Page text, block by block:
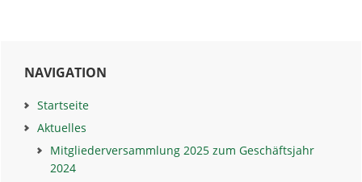
Haupt-
Sidebar
NAVIGATION
Startseite
Aktuelles
Mitgliederversammlung 2025 zum Geschäftsjahr
2024